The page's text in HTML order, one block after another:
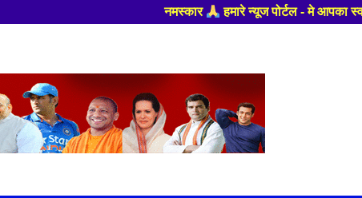
हमारे न्यूज पोर्टल - मे आपका स्वागत हैं ,यहाँ आपको हमेशा ताजा खबरों से